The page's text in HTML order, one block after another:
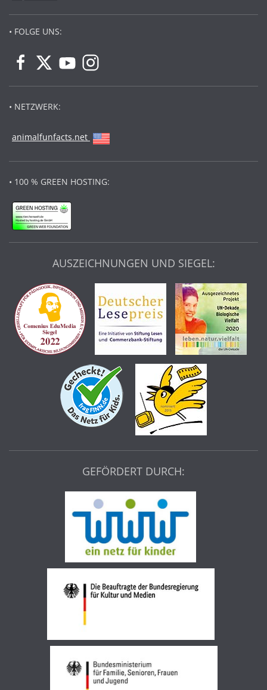
• FOLGE UNS:
• NETZWERK:
animalfunfacts.net
• 100 % GREEN HOSTING:
AUSZEICHNUNGEN UND SIEGEL:
GEFÖRDERT DURCH: